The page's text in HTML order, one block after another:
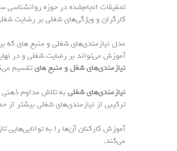
تحقیقات انجام‌شده در حوزه روانشناسی
کارگران و ویژگی‌های شغلی بر رضایت
مدل نیازمندی‌های شغلی و منبع های که
آموزش می‌تواند بر رضایت شغلی و در
نیازمندی‌های شغل و منبع هایتقسیم
نیازمندی‌های شغلی به تلاش مداوم ذهنی
ترکیبی از نیازمندی‌های شغلی بیشتر از
آموزش کارکنان آن‌ها را به توانایی‌هایی
می‌کند.